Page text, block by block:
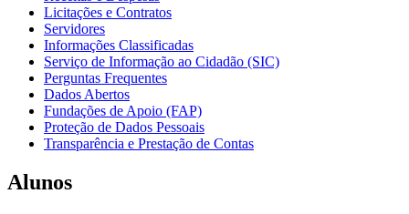
Licitações e Contratos
Servidores
Informações Classificadas
Serviço de Informação ao Cidadão (SIC)
Perguntas Frequentes
Dados Abertos
Fundações de Apoio (FAP)
Proteção de Dados Pessoais
Transparência e Prestação de Contas
Alunos